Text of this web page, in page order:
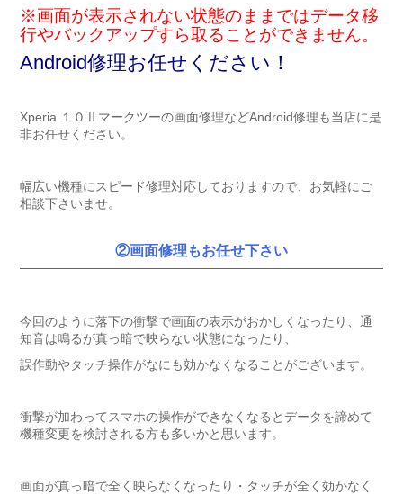
※画面が表示されない状態のままではデータ移
行やバックアップすら取ることができません。
Android修理お任せください！
Xperia １０Ⅱマークツーの画面修理などAndroid修理も当店に是
非お任せください。
幅広い機種にスピード修理対応しておりますので、お気軽にご
相談下さいませ。
②画面修理もお任せ下さい
今回のように落下の衝撃で画面の表示がおかしくなったり、通
知音は鳴るが真っ暗で映らない状態になったり、
誤作動やタッチ操作がなにも効かなくなることがございます。
衝撃が加わってスマホの操作ができなくなるとデータを諦めて
機種変更を検討される方も多いかと思います。
画面が真っ暗で全く映らなくなったり・タッチが全く効かなく